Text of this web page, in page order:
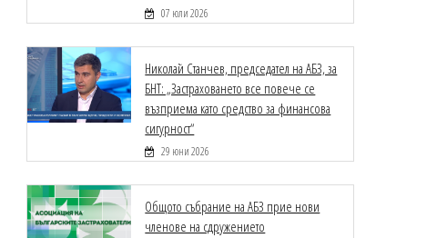
07 юли 2026
Николай Станчев, председател на АБЗ, за
БНТ: „Застраховането все повече се
възприема като средство за финансова
сигурност“
29 юни 2026
Общото събрание на АБЗ прие нови
членове на сдружението